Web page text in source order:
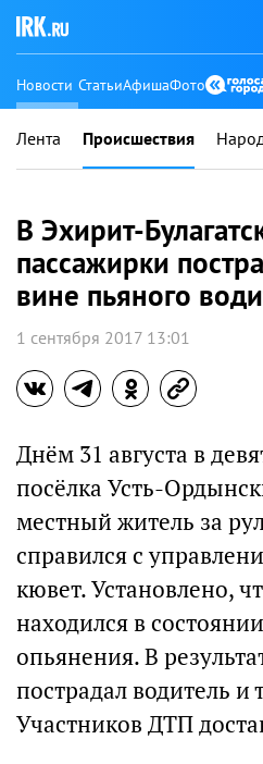
Новости СтатьиАфишаФото
Лента Происшествия
В Эхирит-
пассажирки
вине пьяного
1 сентября 2017 13:01
Днём 31 августа в
посёлка Усть-
местный житель за
справился с
кювет. Установлено,
находился в
опьянения. В
пострадал водитель и
Участников ДТП